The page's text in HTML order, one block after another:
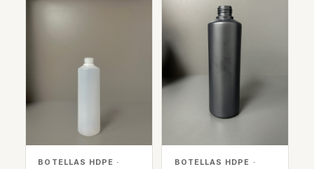
BOTELLAS HDPE ·
BOTELLAS HDPE ·